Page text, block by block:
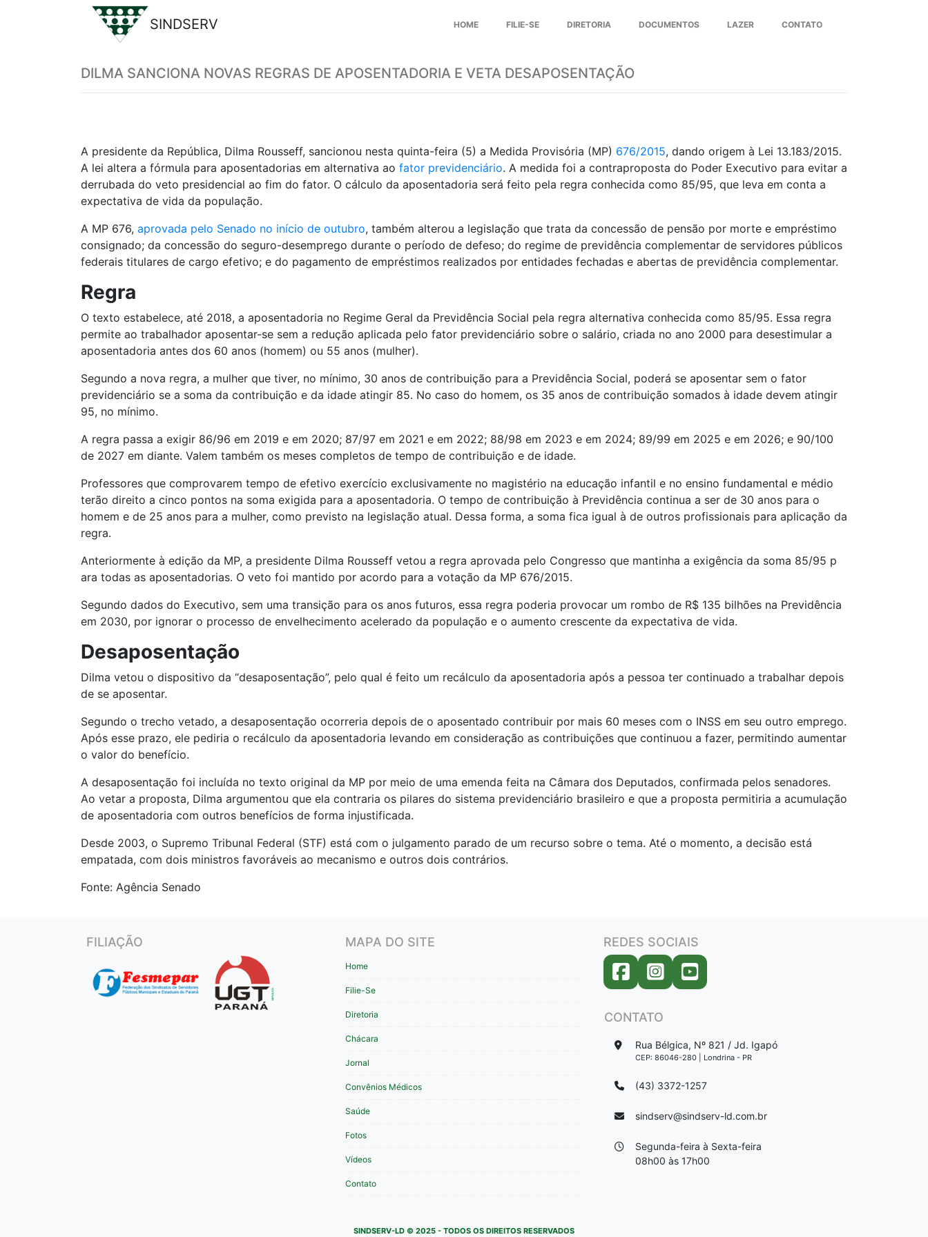
SINDSERV HOME FILIE-SE DIRETORIA DOCUMENTOS LAZER CONTATO
DILMA SANCIONA NOVAS REGRAS DE APOSENTADORIA E VETA DESAPOSENTAÇÃO
A presidente da República, Dilma Rousseff, sancionou nesta quinta-feira (5) a Medida Provisória (MP) 676/2015, dando origem à Lei 13.183/2015.
A lei altera a fórmula para aposentadorias em alternativa ao fator previdenciário. A medida foi a contraproposta do Poder Executivo para evitar a
derrubada do veto presidencial ao fim do fator. O cálculo da aposentadoria será feito pela regra conhecida como 85/95, que leva em conta a
expectativa de vida da população.
A MP 676, aprovada pelo Senado no início de outubro, também alterou a legislação que trata da concessão de pensão por morte e empréstimo
consignado; da concessão do seguro-desemprego durante o período de defeso; do regime de previdência complementar de servidores públicos
federais titulares de cargo efetivo; e do pagamento de empréstimos realizados por entidades fechadas e abertas de previdência complementar.
Regra
O texto estabelece, até 2018, a aposentadoria no Regime Geral da Previdência Social pela regra alternativa conhecida como 85/95. Essa regra
permite ao trabalhador aposentar-se sem a redução aplicada pelo fator previdenciário sobre o salário, criada no ano 2000 para desestimular a
aposentadoria antes dos 60 anos (homem) ou 55 anos (mulher).
Segundo a nova regra, a mulher que tiver, no mínimo, 30 anos de contribuição para a Previdência Social, poderá se aposentar sem o fator
previdenciário se a soma da contribuição e da idade atingir 85. No caso do homem, os 35 anos de contribuição somados à idade devem atingir
95, no mínimo.
A regra passa a exigir 86/96 em 2019 e em 2020; 87/97 em 2021 e em 2022; 88/98 em 2023 e em 2024; 89/99 em 2025 e em 2026; e 90/100
de 2027 em diante. Valem também os meses completos de tempo de contribuição e de idade.
Professores que comprovarem tempo de efetivo exercício exclusivamente no magistério na educação infantil e no ensino fundamental e médio
terão direito a cinco pontos na soma exigida para a aposentadoria. O tempo de contribuição à Previdência continua a ser de 30 anos para o
homem e de 25 anos para a mulher, como previsto na legislação atual. Dessa forma, a soma fica igual à de outros profissionais para aplicação da
regra.
Anteriormente à edição da MP, a presidente Dilma Rousseff vetou a regra aprovada pelo Congresso que mantinha a exigência da soma 85/95 p
ara todas as aposentadorias. O veto foi mantido por acordo para a votação da MP 676/2015.
Segundo dados do Executivo, sem uma transição para os anos futuros, essa regra poderia provocar um rombo de R$ 135 bilhões na Previdência
em 2030, por ignorar o processo de envelhecimento acelerado da população e o aumento crescente da expectativa de vida.
Desaposentação
Dilma vetou o dispositivo da “desaposentação”, pelo qual é feito um recálculo da aposentadoria após a pessoa ter continuado a trabalhar depois
de se aposentar.
Segundo o trecho vetado, a desaposentação ocorreria depois de o aposentado contribuir por mais 60 meses com o INSS em seu outro emprego.
Após esse prazo, ele pediria o recálculo da aposentadoria levando em consideração as contribuições que continuou a fazer, permitindo aumentar
o valor do benefício.
A desaposentação foi incluída no texto original da MP por meio de uma emenda feita na Câmara dos Deputados, confirmada pelos senadores.
Ao vetar a proposta, Dilma argumentou que ela contraria os pilares do sistema previdenciário brasileiro e que a proposta permitiria a acumulação
de aposentadoria com outros benefícios de forma injustificada.
Desde 2003, o Supremo Tribunal Federal (STF) está com o julgamento parado de um recurso sobre o tema. Até o momento, a decisão está
empatada, com dois ministros favoráveis ao mecanismo e outros dois contrários.
Fonte: Agência Senado
FILIAÇÃO MAPA DO SITE
Home
Filie-Se
Diretoria
Chácara
Jornal
Convênios Médicos
Saúde
Fotos
Vídeos
Contato
REDES SOCIAIS
CONTATO
Rua Bélgica, Nº 821 / Jd. Igapó
CEP: 86046-280 | Londrina - PR
(43) 3372-1257
sindserv@sindserv-ld.com.br
Segunda-feira à Sexta-feira
08h00 às 17h00
SINDSERV-LD © 2025 - TODOS OS DIREITOS RESERVADOS